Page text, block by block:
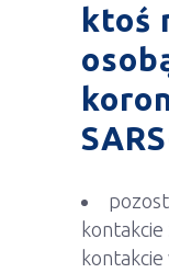
ktoś
kontakcie